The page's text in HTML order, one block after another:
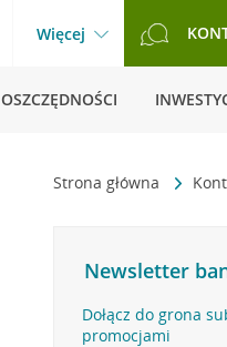
Więcej
OSZCZĘDNOŚCI
Strona główna
Newsletter
Dołącz do grona
promocjami